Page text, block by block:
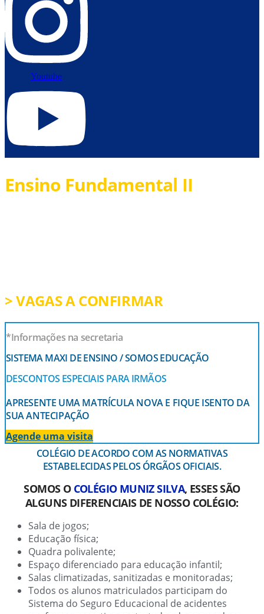
Youtube
Ensino Fundamental II
> VAGAS A CONFIRMAR
*Informações na secretaria
SISTEMA MAXI DE ENSINO / SOMOS EDUCAÇÃO
DESCONTOS ESPECIAIS PARA IRMÃOS
APRESENTE UMA MATRÍCULA NOVA E FIQUE ISENTO DA
SUA ANTECIPAÇÃO
Agende uma visita
COLÉGIO DE ACORDO COM AS NORMATIVAS
ESTABELECIDAS PELOS ÓRGÃOS OFICIAIS.
SOMOS O COLÉGIO MUNIZ SILVA, ESSES SÃO
ALGUNS DIFERENCIAIS DE NOSSO COLÉGIO:
Sala de jogos;
Educação física;
Quadra polivalente;
Espaço diferenciado para educação infantil;
Salas climatizadas, sanitizadas e monitoradas;
Todos os alunos matriculados participam do
Sistema do Seguro Educacional de acidentes